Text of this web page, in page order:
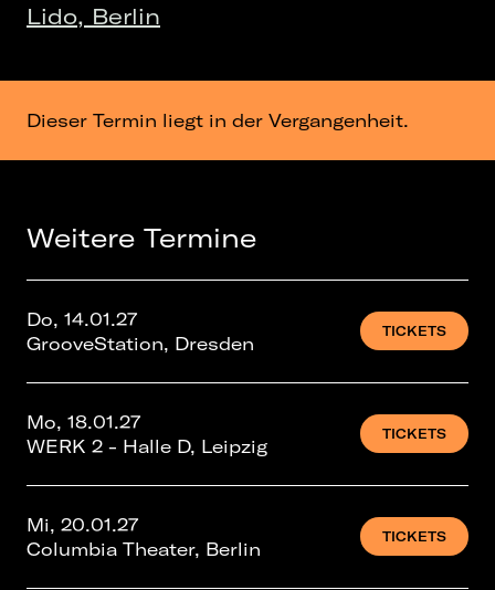
Lido, Berlin
Dieser Termin liegt in der Vergangenheit.
Weitere Termine
Do, 14.01.27
GrooveStation, Dresden
TICKETS
Mo, 18.01.27
WERK 2 - Halle D, Leipzig
TICKETS
Mi, 20.01.27
Columbia Theater, Berlin
TICKETS